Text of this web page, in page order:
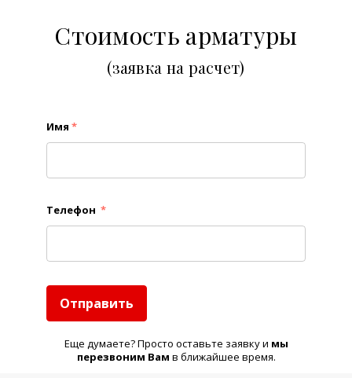
Стоимость арматуры
(заявка на расчет)
Имя *
Телефон *
Отправить
Еще думаете? Просто оставьте заявку и мы
перезвоним Вам в ближайшее время.